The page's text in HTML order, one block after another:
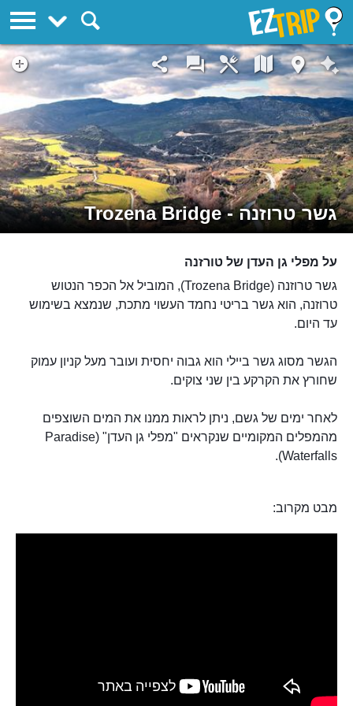
גשר טרוזנה - Trozena Bridge
על מפלי גן העדן של טורזנה
גשר טרוזנה (Trozena Bridge), המוביל אל הכפר הנטוש
טרוזנה, הוא גשר בריטי נחמד העשוי מתכת, שנמצא בשימוש
עד היום.
הגשר מסוג גשר ביילי הוא גבוה יחסית ועובר מעל קניון עמוק
שחורץ את הקרקע בין שני צוקים.
לאחר ימים של גשם, ניתן לראות ממנו את המים השוצפים
מהמפלים המקומיים שנקראים "מפלי גן העדן" (Paradise
Waterfalls).
מבט מקרוב:
EZTrip